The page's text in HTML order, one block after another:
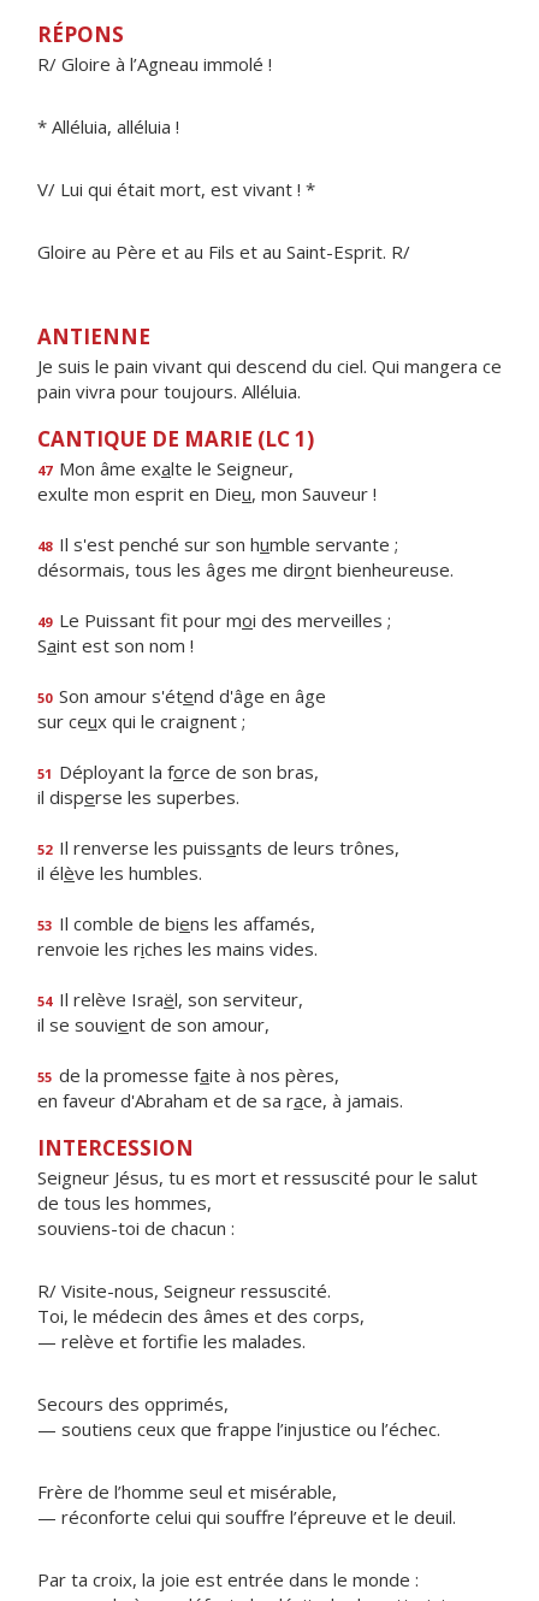
RÉPONS
R/ Gloire à l’Agneau immolé !
* Alléluia, alléluia !
V/ Lui qui était mort, est vivant ! *
Gloire au Père et au Fils et au Saint-Esprit. R/
ANTIENNE
Je suis le pain vivant qui descend du ciel. Qui mangera ce
pain vivra pour toujours. Alléluia.
CANTIQUE DE MARIE (LC 1)
47 Mon âme exalte le Seigneur,
exulte mon esprit en Dieu, mon Sauveur !
48 Il s'est penché sur son humble servante ;
désormais, tous les âges me diront bienheureuse.
49 Le Puissant fit pour moi des merveilles ;
Saint est son nom !
50 Son amour s'étend d'âge en âge
sur ceux qui le craignent ;
51 Déployant la force de son bras,
il disperse les superbes.
52 Il renverse les puissants de leurs trônes,
il élève les humbles.
53 Il comble de biens les affamés,
renvoie les riches les mains vides.
54 Il relève Israël, son serviteur,
il se souvient de son amour,
55 de la promesse faite à nos pères,
en faveur d'Abraham et de sa race, à jamais.
INTERCESSION
Seigneur Jésus, tu es mort et ressuscité pour le salut
de tous les hommes,
souviens-toi de chacun :
R/ Visite-nous, Seigneur ressuscité.
Toi, le médecin des âmes et des corps,
— relève et fortifie les malades.
Secours des opprimés,
— soutiens ceux que frappe l’injustice ou l’échec.
Frère de l’homme seul et misérable,
— réconforte celui qui souffre l’épreuve et le deuil.
Par ta croix, la joie est entrée dans le monde :